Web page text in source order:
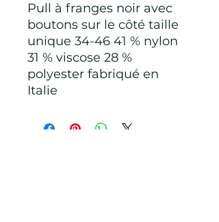
Pull à franges noir avec
boutons sur le côté taille
unique 34-46 41 % nylon
31 % viscose 28 %
polyester fabriqué en
Italie